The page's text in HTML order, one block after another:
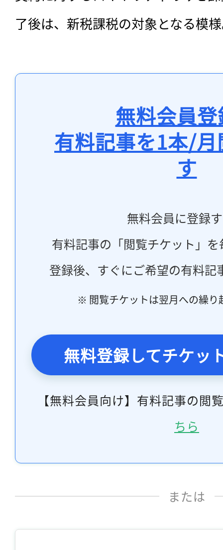
了後は、新税課税の対象となる模
無料会員
有料記事を1本/
す
無料会員に登録
有料記事の「閲覧チケット」
登録後、すぐにご希望の有料記
※ 閲覧チケットは翌月への繰り
無料登録してチケッ
【無料会員向け】有料記事の閲
ちら
または